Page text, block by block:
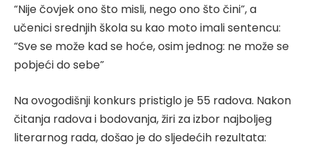
“Nije čovjek ono što misli, nego ono što čini”, a
učenici srednjih škola su kao moto imali sentencu:
“Sve se može kad se hoće, osim jednog: ne može se
pobjeći do sebe”
Na ovogodišnji konkurs pristiglo je 55 radova. Nakon
čitanja radova i bodovanja, žiri za izbor najboljeg
literarnog rada, došao je do sljedećih rezultata: